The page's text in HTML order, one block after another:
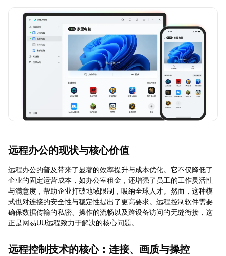
远程办公的现状与核心价值
远程办公的普及带来了显著的效率提升与成本优化。它不仅降低了
企业的固定运营成本，如办公室租金，还增强了员工的工作灵活性
与满意度，帮助企业打破地域限制，吸纳全球人才。然而，这种模
式也对连接的安全性与稳定性提出了更高要求。远程控制软件需要
确保数据传输的私密、操作的流畅以及跨设备访问的无缝衔接，这
正是网易UU远程致力于解决的核心问题。
远程控制技术的核心：连接、画质与操控